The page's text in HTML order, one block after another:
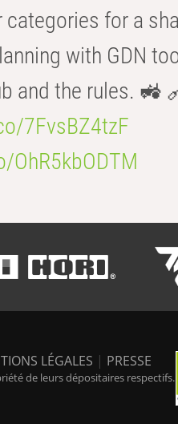
for a
with GDN
and the rules. 🚜
7FvsBZ4tzF
OhR5kbODTM
LÉGALES | PRESSE
de leurs dépositaires respectifs.